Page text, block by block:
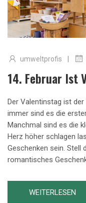
umweltprofis |
14. Februar Ist
Der Valentinstag ist
immer sind es die
Manchmal sind es die
Herz höher schlagen
Geschenken sein. Stell
romantisches
WEITERLESEN